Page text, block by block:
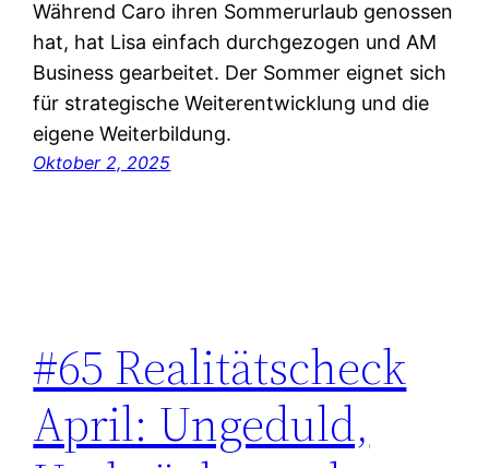
Während Caro ihren Sommerurlaub genossen
hat, hat Lisa einfach durchgezogen und AM
Business gearbeitet. Der Sommer eignet sich
für strategische Weiterentwicklung und die
eigene Weiterbildung.
Oktober 2, 2025
#65 Realitätscheck
April: Ungeduld,